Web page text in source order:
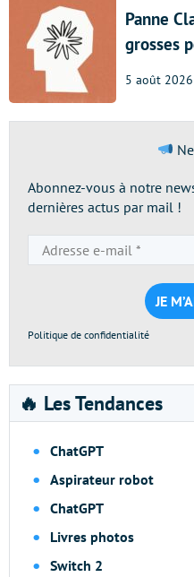
Panne
grosses
5 août
Abonnez-vous à notre
dernières actus par mail !
Politique de confidentialité
🔥 Les Tendances
ChatGPT
Aspirateur robot
ChatGPT
Livres photos
Switch 2